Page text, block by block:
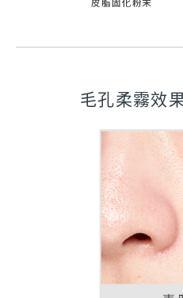
毛孔柔霧效